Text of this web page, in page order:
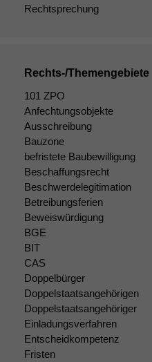
Rechtsprechung
Rechts-/Themengebiete
101 ZPO
Anfechtungsobjekte
Ausschreibung
Bauzone
befristete Baubewilligung
Beschaffungsrecht
Beschwerdelegitimation
Betreibungsferien
Beweiswürdigung
BGE
BIT
CAS
Doppelbürger
Doppelstaatsangehörigen
Doppelstaatsangehöriger
Einladungsverfahren
Entscheidkompetenz
Fristen